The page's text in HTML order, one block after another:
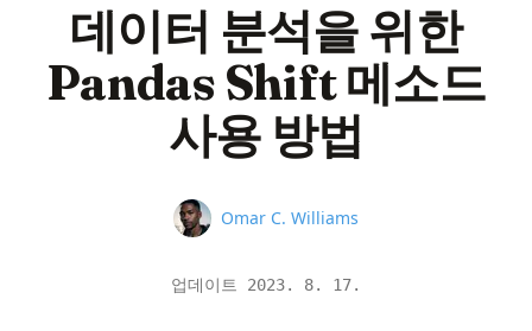
데이터 분석을 위한
Pandas Shift 메소드
사용 방법
Name
Omar C. Williams
업데이트 2023. 8. 17.